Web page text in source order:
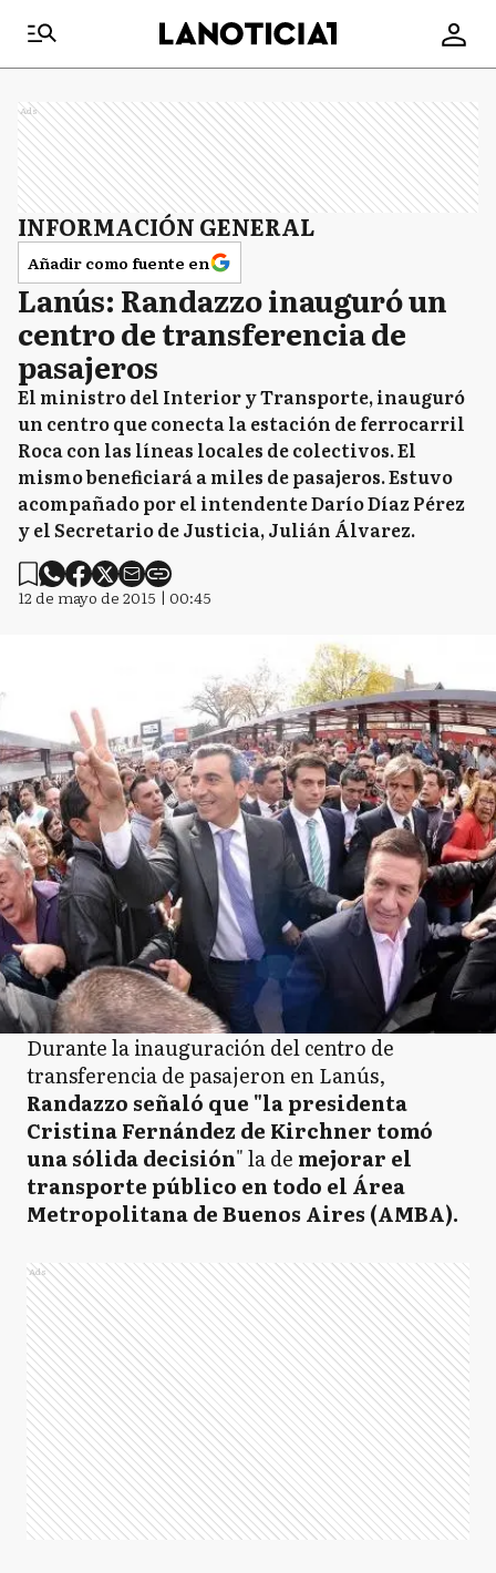
Ads
INFORMACIÓN GENERAL
Añadir como fuente en
Lanús: Randazzo inauguró un
centro de transferencia de
pasajeros
El ministro del Interior y Transporte, inauguró
un centro que conecta la estación de ferrocarril
Roca con las líneas locales de colectivos. El
mismo beneficiará a miles de pasajeros. Estuvo
acompañado por el intendente Darío Díaz Pérez
y el Secretario de Justicia, Julián Álvarez.
12 de mayo de 2015 | 00:45
Durante la inauguración del centro de
transferencia de pasajeron en Lanús,
Randazzo señaló que "la presidenta
Cristina Fernández de Kirchner tomó
una sólida decisión" la de mejorar el
transporte público en todo el Área
Metropolitana de Buenos Aires (AMBA).
Ads